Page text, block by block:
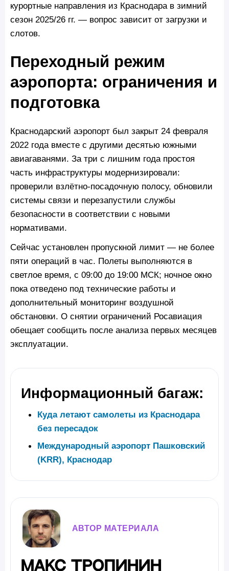
курортные направления из Краснодара в зимний
сезон 2025/26 гг. — вопрос зависит от загрузки и
слотов.
Переходный режим
аэропорта: ограничения и
подготовка
Краснодарский аэропорт был закрыт 24 февраля
2022 года вместе с другими десятью южными
авиагаванями. За три с лишним года простоя
часть инфраструктуры модернизировали:
проверили взлётно-посадочную полосу, обновили
системы связи и перезапустили службы
безопасности в соответствии с новыми
нормативами.
Сейчас установлен пропускной лимит — не более
пяти операций в час. Полеты выполняются в
светлое время, с 09:00 до 19:00 МСК; ночное окно
пока отведено под технические работы и
дополнительный мониторинг воздушной
обстановки. О снятии ограничений Росавиация
обещает сообщить после анализа первых месяцев
эксплуатации.
Информационный багаж:
Куда летают самолеты из Краснодара
без пересадок
Международный аэропорт Пашковский
(KRR), Краснодар
АВТОР МАТЕРИАЛА
Макс Тропинин